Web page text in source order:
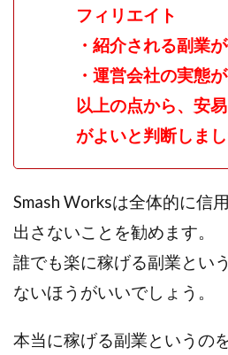
フィリエイト
・紹介される副業
・運営会社の実態
以上の点から、安
がよいと判断しまし
Smash Worksは全体的に信
出さないことを勧めます。
誰でも楽に稼げる副業とい
ないほうがいいでしょう。
本当に稼げる副業というの
プラチナメソッド2024
フラットワーク
フリー株式会
フルーツ(スマホをタップするだけ
ほったらかしFX運営事務局
김 가싸